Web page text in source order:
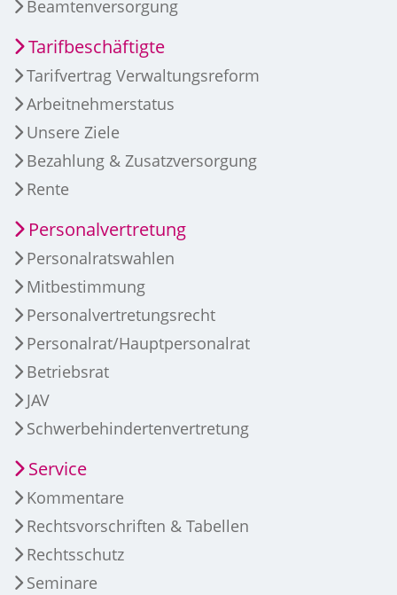
Beamtenversorgung
Tarifbeschäftigte
Tarifvertrag Verwaltungsreform
Arbeitnehmerstatus
Unsere Ziele
Bezahlung & Zusatzversorgung
Rente
Personalvertretung
Personalratswahlen
Mitbestimmung
Personalvertretungsrecht
Personalrat/Hauptpersonalrat
Betriebsrat
JAV
Schwerbehindertenvertretung
Service
Kommentare
Rechtsvorschriften & Tabellen
Rechtsschutz
Seminare